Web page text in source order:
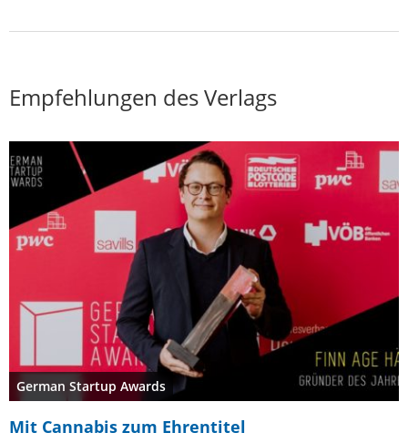
Empfehlungen des Verlags
German Startup Awards
Mit Cannabis zum Ehrentitel